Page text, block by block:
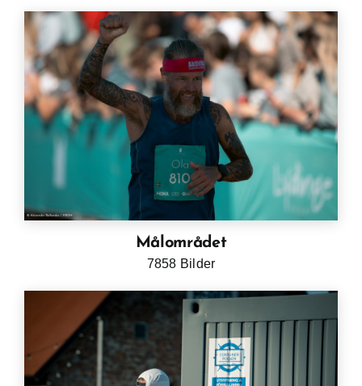
Målområdet
7858 Bilder